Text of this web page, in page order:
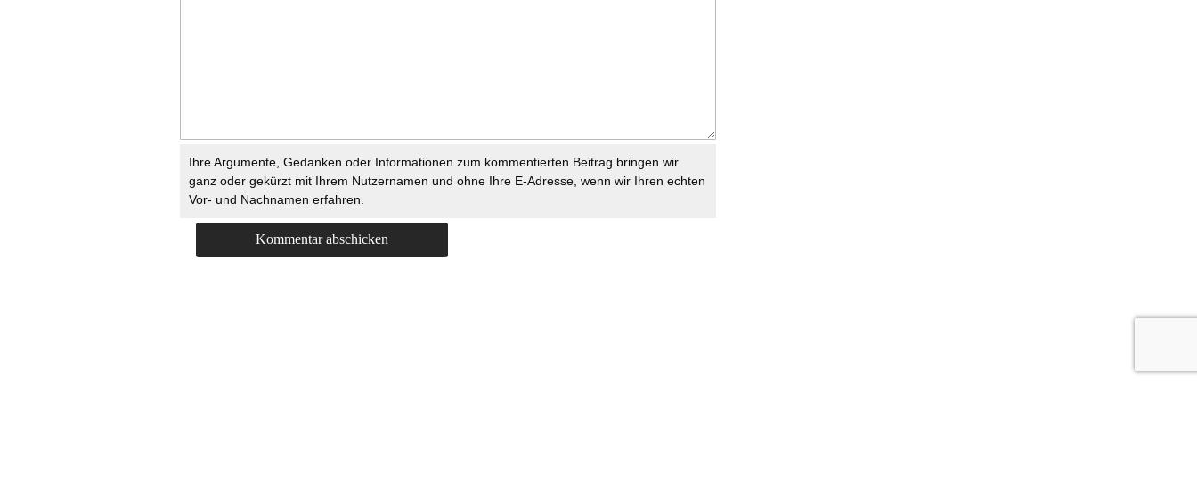
Ihre Argumente, Gedanken oder Informationen zum kommentierten Beitrag bringen wir
ganz oder gekürzt mit Ihrem Nutzernamen und ohne Ihre E-Adresse, wenn wir Ihren echten
Vor- und Nachnamen erfahren.